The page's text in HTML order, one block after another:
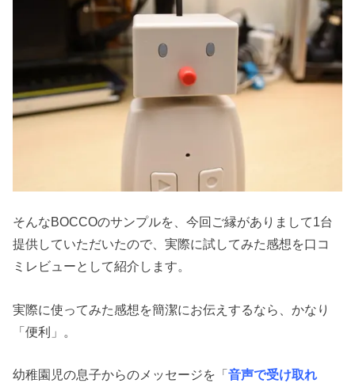
そんなBOCCOのサンプルを、今回ご縁がありまして1台
提供していただいたので、実際に試してみた感想を口コ
ミレビューとして紹介します。
実際に使ってみた感想を簡潔にお伝えするなら、かなり
「便利」。
幼稚園児の息子からのメッセージを「音声で受け取れ